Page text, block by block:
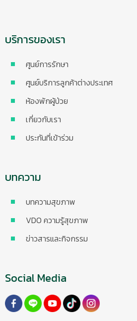
บริการของเรา
ศูนย์การรักษา
ศูนย์บริการลูกค้าต่างประเทศ
ห้องพักผู้ป่วย
เกี่ยวกับเรา
ประกันที่เข้าร่วม
บทความ
บทความสุขภาพ
VDO ความรู้สุขภาพ
ข่าวสารและกิจกรรม
Social Media